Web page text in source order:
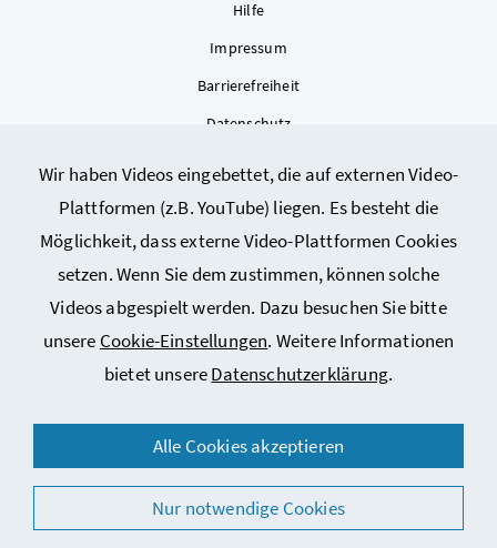
Wir haben Videos eingebettet, die auf externen Video-
Plattformen (z.B. YouTube) liegen. Es besteht die
Möglichkeit, dass externe Video-Plattformen Cookies
setzen. Wenn Sie dem zustimmen, können solche
Videos abgespielt werden. Dazu besuchen Sie bitte
unsere Cookie-Einstellungen. Weitere Informationen
bietet unsereDatenschutzerklärung.
Alle Cookies akzeptieren
Nur notwendige Cookies
Hilfe
Impressum
Barrierefreiheit
Datenschutz
Sitemap
Cookie-Einstellungen
© 2026 Bundesministerium für Arbeit, Soziales, Gesundheit,
Pflege und Konsumentenschutz